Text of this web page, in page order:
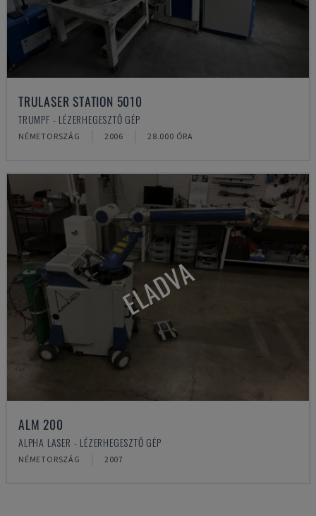
TRULASER STATION 5010
TRUMPF - LÉZERHEGESZTŐ GÉP
NÉMETORSZÁG 2006 28.000 ÓRA
ELADVA
ALM 200
ALPHA LASER - LÉZERHEGESZTŐ GÉP
NÉMETORSZÁG 2007